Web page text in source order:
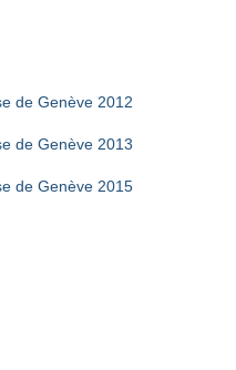
de Genève 2012
de Genève 2013
de Genève 2015